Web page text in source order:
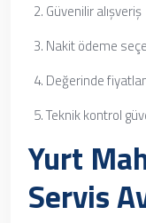
Güvenilir alışveriş
Nakit ödeme
Değerinde
Teknik kontrol
Yurt
Servis